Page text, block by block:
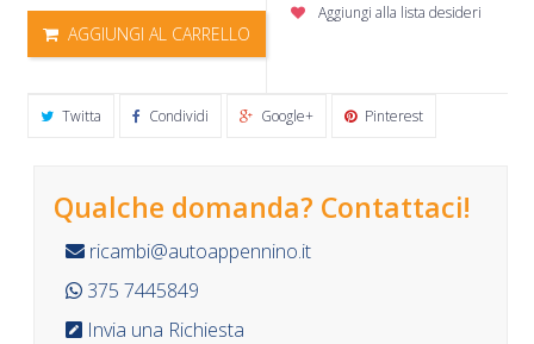
AGGIUNGI AL CARRELLO
Aggiungi alla lista desideri
Twitta Condividi Google+ Pinterest
Qualche domanda? Contattaci!
ricambi@autoappennino.it
375 7445849
Invia una Richiesta